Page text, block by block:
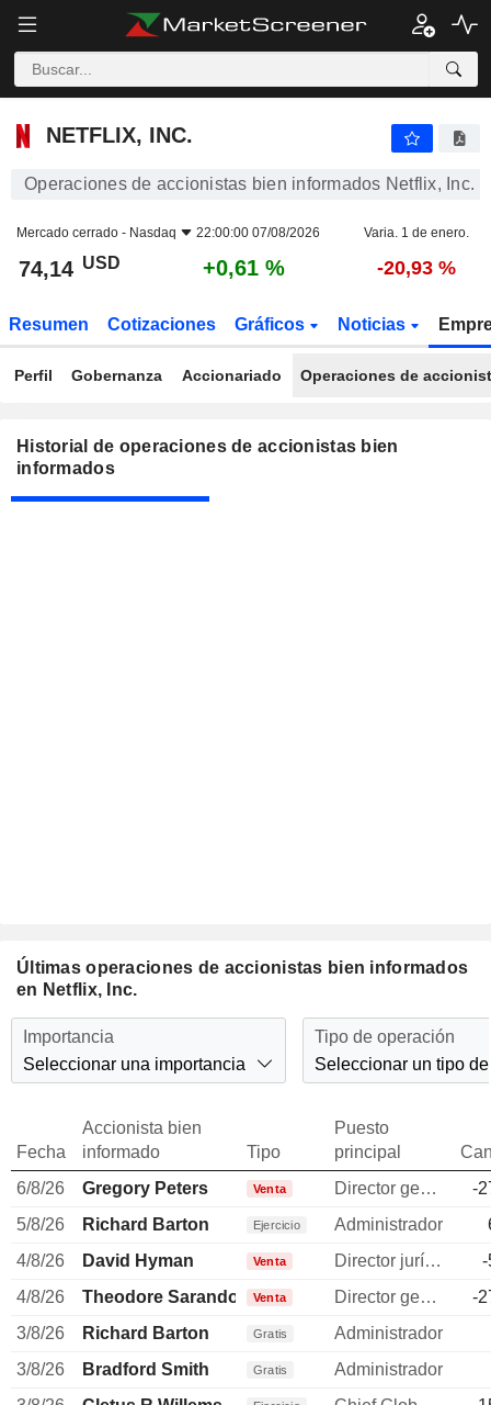
NETFLIX, INC.
NETFLIX, INC.
Operaciones de accionistas bien informados Netflix, Inc.
Mercado cerrado - Nasdaq 22:00:00 07/08/2026 Varia. 1 de enero.
74,14 USD +0,61 % -20,93 %
Resumen Cotizaciones Gráficos Noticias
Perfil Gobernanza Accionariado Operaciones de
Historial de operaciones de accionistas bien
informados
Últimas operaciones de accionistas bien informados
en Netflix, Inc.
Importancia
Seleccionar una importancia
Tipo de operación
Seleccionar un tipo
Fecha
Accionista bien
informado
Tipo
Puesto
principal
6/8/26
Gregory Peters Venta Director general
-
5/8/26
Richard Barton Ejercicio Administrador
4/8/26
David Hyman Venta Director jurídico
-
4/8/26
Theodore Sarandos Venta Director general
-
3/8/26
Richard Barton Gratis
Administrador
3/8/26
Bradford Smith Gratis
Administrador